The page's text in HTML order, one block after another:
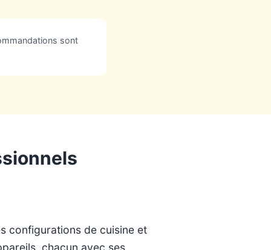
sont
configurations de cuisine et
chacun avec ses